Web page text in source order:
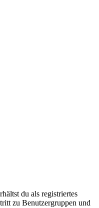
du als registriertes
zu Benutzergruppen und